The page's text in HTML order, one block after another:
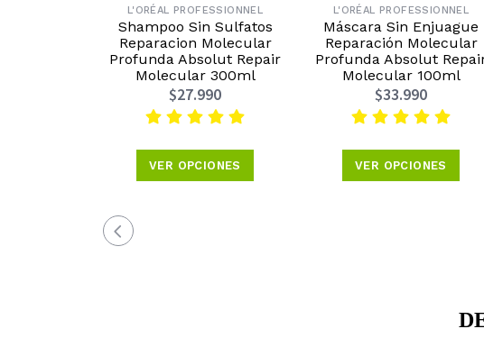
L'ORÉAL PROFESSIONNEL
Shampoo Sin Sulfatos
Reparacion Molecular
Profunda Absolut Repair
Molecular 300ml
$27.990
VER OPCIONES
L'ORÉAL PROFESSIONNEL
Máscara Sin Enjuague
Reparación Molecular
Profunda Absolut
Molecular 100ml
$33.990
VER OPCIONES